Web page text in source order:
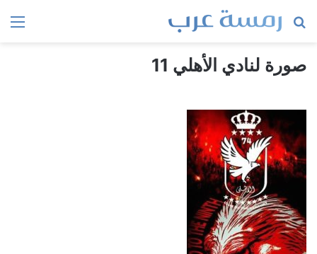
بحث
صورة لنادي الأهلي 11